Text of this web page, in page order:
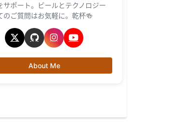
サポート。ビールとテクノロジー
のご質問はお気軽に。乾杯🍻
About Me